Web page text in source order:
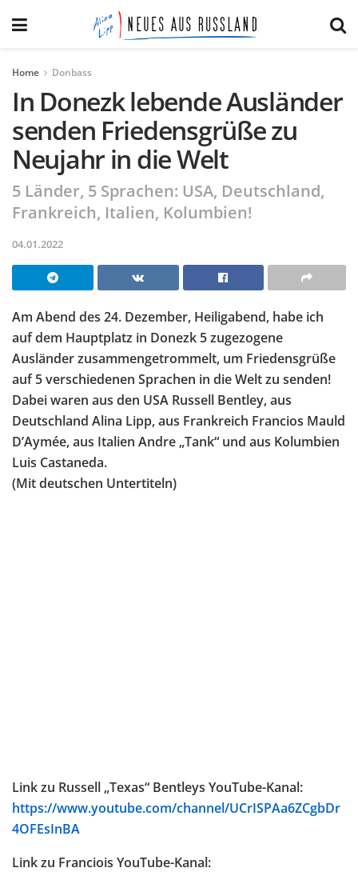
Home Donbass
In Donezk lebende Ausländer
senden Friedensgrüße zu
Neujahr in die Welt
5 Länder, 5 Sprachen: USA, Deutschland,
Frankreich, Italien, Kolumbien!
04.01.2022
Am Abend des 24. Dezember, Heiligabend, habe ich
auf dem Hauptplatz in Donezk 5 zugezogene
Ausländer zusammengetrommelt, um Friedensgrüße
auf 5 verschiedenen Sprachen in die Welt zu senden!
Dabei waren aus den USA Russell Bentley, aus
Deutschland Alina Lipp, aus Frankreich Francios Mauld
D’Aymée, aus Italien Andre „Tank“ und aus Kolumbien
Luis Castaneda.
(Mit deutschen Untertiteln)
Link zu Russell „Texas“ Bentleys YouTube-Kanal:
https://www.youtube.com/channel/UCrISPAa6ZCgbDr
4OFEsInBA
Link zu Franciois YouTube-Kanal: